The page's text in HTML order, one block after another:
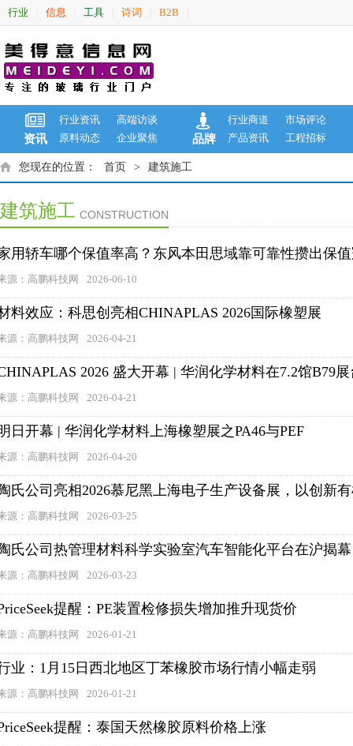
行业 信息 工具 诗词 B2B
资讯
行业资讯
高端访谈
原料动态
企业聚焦 品牌
行业商道
市场评论
产品资讯
工程招标
您现在的位置： 首页 > 建筑施工
建筑施工 CONSTRUCTION
用轿车哪个保值率高？东风本田思域靠可靠性攒出保
源：高鹏科技网 2026-06-10
料效应：科思创亮相CHINAPLAS 2026国际橡塑展
源：高鹏科技网 2026-04-21
2026 盛大开幕 | 华润化学材料在7.2馆B79展
源：高鹏科技网 2026-04-21
日开幕 | 华润化学材料上海橡塑展之PA46与PEF
源：高鹏科技网 2026-04-20
氏公司亮相2026慕尼黑上海电子生产设备展，以创新
源：高鹏科技网 2026-03-25
氏公司热管理材料科学实验室汽车智能化平台在沪揭
源：高鹏科技网 2026-03-23
提醒：PE装置检修损失增加推升现货价
源：高鹏科技网 2026-01-21
业：1月15日西北地区丁苯橡胶市场行情小幅走弱
源：高鹏科技网 2026-01-21
提醒：泰国天然橡胶原料价格上涨